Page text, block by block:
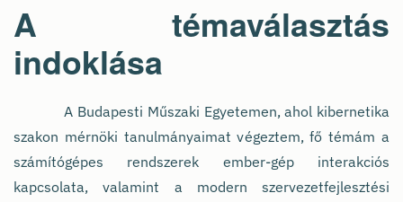
A témaválasztás
indoklása
A Budapesti Műszaki Egyetemen, ahol kibernetika
szakon mérnöki tanulmányaimat végeztem, fő témám a
számítógépes rendszerek ember-gép interakciós
kapcsolata, valamint a modern szervezetfejlesztési